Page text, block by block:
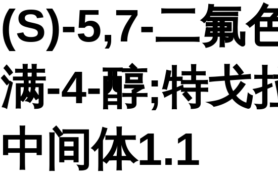
(S)-5,7-二氟
满-4-醇;特戈
中间体1.1